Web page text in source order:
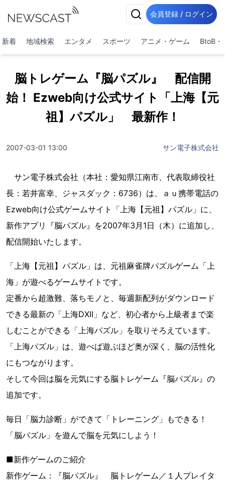
会員登録 / ログイン
新着 地域検索 エンタメ スポーツ アニメ・ゲーム BtoB・
脳トレゲーム『脳パズル』 配信開
始！ Ezweb向け公式サイト「上海【元
祖】パズル」 最新作！
2007-03-01 13:00 サン電子株式会社
サン電子株式会社（本社：愛知県江南市、代表取締役社
長：若井富幸、ジャスダック：6736）は、ａｕ携帯電話の
Ezweb向け公式ゲームサイト「上海【元祖】パズル」に、
新作アプリ『脳パズル』を2007年3月1日（木）に追加し、
配信開始いたします。
「上海【元祖】パズル」は、元祖麻雀牌パズルゲーム「上
海」が遊べるゲームサイトです。
定番から超激難、落ちモノと、毎週新配列がダウンロード
できる最新の「上海DXII」など、初心者から上級者まで楽
しむことができる「上海パズル」を取りそろえています。
「上海パズル」は、遊べば遊ぶほど奥が深く、脳の活性化
にもつながります。
そして今回は脳を元気にする脳トレゲーム『脳パズル』の
追加です。
毎日「脳力診断」ができて「トレーニング」もできる！
「脳パズル」を遊んで脳を元気にしよう！
■新作ゲームのご紹介
新作ゲーム：『脳パズル』 脳トレゲーム／１人プレイタ